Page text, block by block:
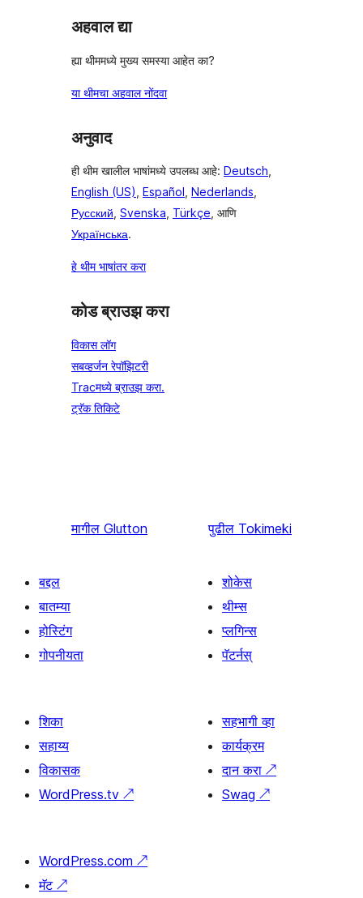
अहवाल द्या
ह्या थीममध्ये मुख्य समस्या आहेत का?
या थीमचा अहवाल नोंदवा
अनुवाद
ही थीम खालील भाषांमध्ये उपलब्ध आहे: Deutsch,
English (US), Español, Nederlands,
Русский, Svenska, Türkçe, आणि
Українська.
हे थीम भाषांतर करा
कोड ब्राउझ करा
विकास लॉग
सबव्हर्जन रेपॉझिटरी
Tracमध्ये ब्राउझ करा.
ट्रॅक तिकिटे
मागील Glutton पुढील Tokimeki
बद्दल
बातम्या
होस्टिंग
गोपनीयता
शोकेस
थीम्स
प्लगिन्स
पॅटर्नस्
शिका
सहाय्य
विकासक
WordPress.tv ↗
सहभागी व्हा
कार्यक्रम
दान करा ↗
Swag ↗
WordPress.com ↗
मॅट ↗